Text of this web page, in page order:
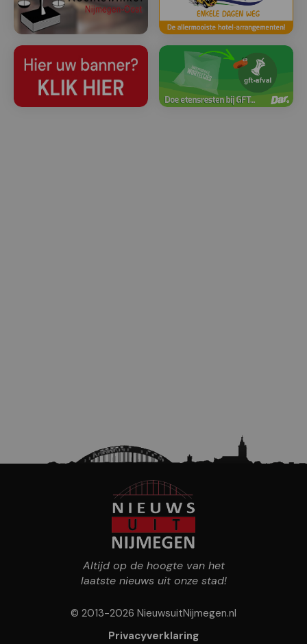
Altijd op de hoogte van het
laatste nieuws uit onze stad!
© 2013-2026 NieuwsuitNijmegen.nl
Privacyverklaring